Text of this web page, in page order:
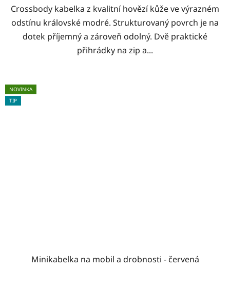
Crossbody kabelka z kvalitní hovězí kůže ve výrazném
odstínu královské modré. Strukturovaný povrch je na
dotek příjemný a zároveň odolný. Dvě praktické
přihrádky na zip a...
NOVINKA
TIP
Minikabelka na mobil a drobnosti - červená